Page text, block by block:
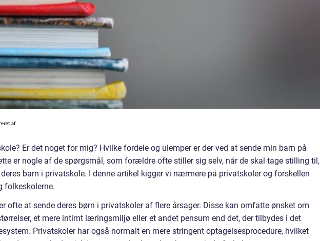
Er det noget for mig? Hvilke fordele og ulemper er der ved at sende min barn på
er nogle af de spørgsmål, som forældre ofte stiller sig selv, når de skal tage stilling til,
barn i privatskole. I denne artikel kigger vi nærmere på privatskoler og forskellen
folkeskolerne.
ofte at sende deres børn i privatskoler af flere årsager. Disse kan omfatte ønsket om
et mere intimt læringsmiljø eller et andet pensum end det, der tilbydes i det
Privatskoler har også normalt en mere stringent optagelsesprocedure, hvilket